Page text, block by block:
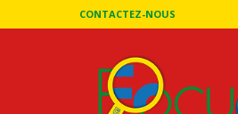
CONTACTEZ-NOUS